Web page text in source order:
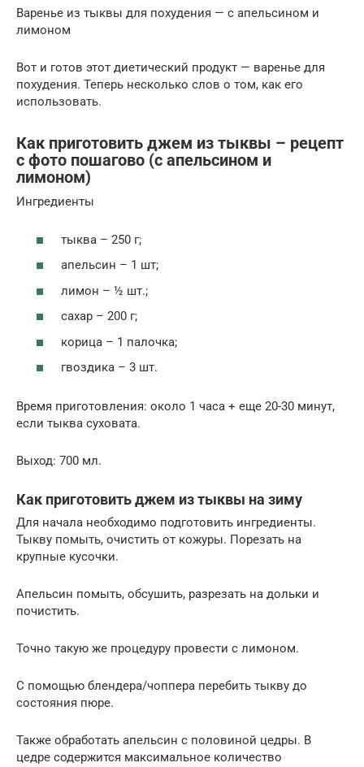
Варенье из тыквы для похудения — с апельсином и
лимоном
Вот и готов этот диетический продукт — варенье для
похудения. Теперь несколько слов о том, как его
использовать.
Как приготовить джем из тыквы – рецепт
с фото пошагово (с апельсином и
лимоном)
Ингредиенты
тыква – 250 г;
апельсин – 1 шт;
лимон – ½ шт.;
сахар – 200 г;
корица – 1 палочка;
гвоздика – 3 шт.
Время приготовления: около 1 часа + еще 20-30 минут,
если тыква суховата.
Выход: 700 мл.
Как приготовить джем из тыквы на зиму
Для начала необходимо подготовить ингредиенты.
Тыкву помыть, очистить от кожуры. Порезать на
крупные кусочки.
Апельсин помыть, обсушить, разрезать на дольки и
почистить.
Точно такую же процедуру провести с лимоном.
С помощью блендера/чоппера перебить тыкву до
состояния пюре.
Также обработать апельсин с половиной цедры. В
цедре содержится максимальное количество